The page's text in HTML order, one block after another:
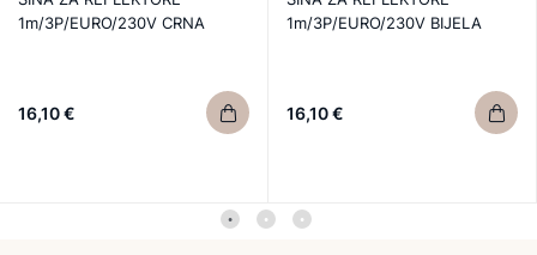
1m/3P/EURO/230V CRNA
16,10 €
1m/3P/EURO/230V BIJELA
16,10 €